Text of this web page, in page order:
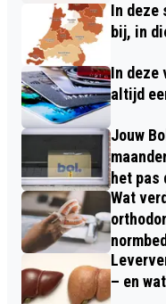
In deze
bij, in
In deze
altijd
Jouw
het pas
Wat
– en